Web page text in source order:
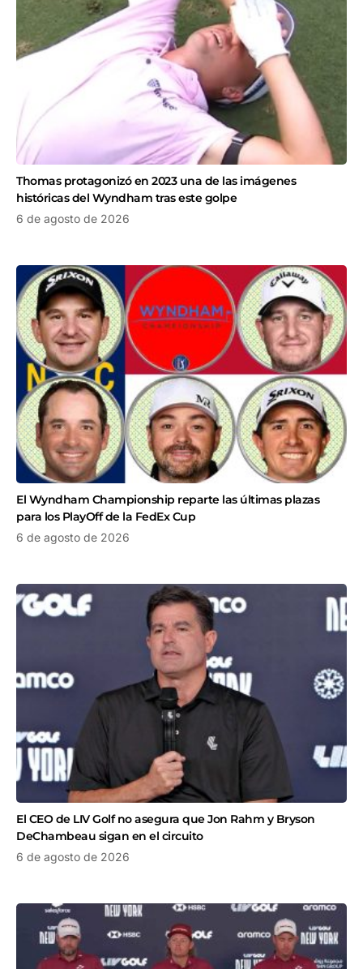
Thomas protagonizó en 2023 una de las imágenes
históricas del Wyndham tras este golpe
6 de agosto de 2026
El Wyndham Championship reparte las últimas plazas
para los PlayOff de la FedEx Cup
6 de agosto de 2026
El CEO de LIV Golf no asegura que Jon Rahm y Bryson
DeChambeau sigan en el circuito
6 de agosto de 2026